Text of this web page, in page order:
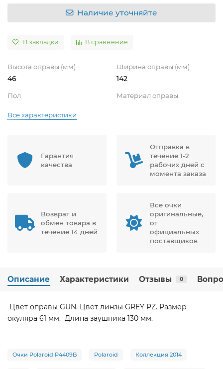
Наличие уточняйте
В закладки В сравнение
Высота оправы (мм)
46
Ширина оправы (мм)
142
Пол Материал оправы
Все характеристики
Гарантия
качества
Отправка в
течение 1-2
рабочих дней с
момента заказа
Возврат и
обмен товара в
течение 14 дней
Все очки
оригинальные,
от
официальных
поставщиков
Описание Характеристики Отзывы 0
Цвет оправы GUN. Цвет линзы GREY PZ. Размер
окуляра 61 мм. Длина заушника 130 мм.
Очки Polaroid P4409B Polaroid Коллекция 2014